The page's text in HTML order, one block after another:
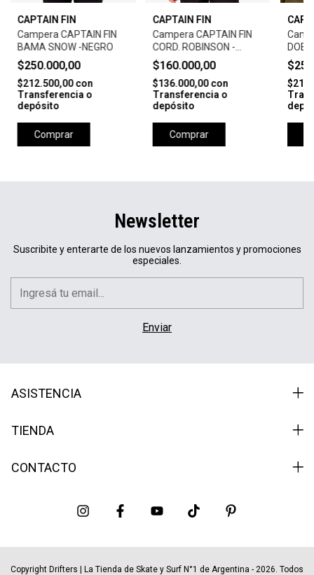
CAPTAIN FIN
Campera CAPTAIN FIN
BAMA SNOW -NEGRO
$250.000,00
$212.500,00con
Transferencia o
depósito
Comprar
CAPTAIN FIN
Campera CAPTAIN FIN
CORD. ROBINSON -
NEGRO
$160.000,00
$136.000,00con
Transferencia o
depósito
Comprar
Newsletter
Suscribite y enterarte de los nuevos lanzamientos y promociones
especiales.
ASISTENCIA
TIENDA
CONTACTO
Copyright Drifters | La Tienda de Skate y Surf N°1 de Argentina - 2026. Todos